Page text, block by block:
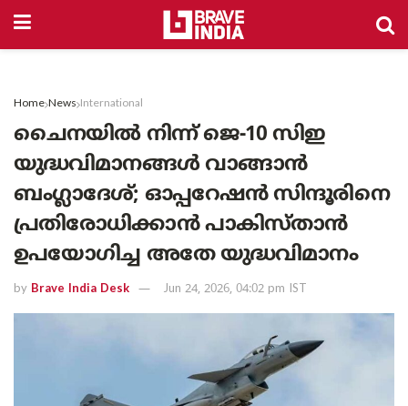
Home News International
ചെെനയിൽ നിന്ന് ജെ-10 സിഇ
യുദ്ധവിമാനങ്ങൾ വാങ്ങാൻ
ബംഗ്ലാദേശ്; ഓപ്പറേഷൻ സിന്ദൂരിനെ
പ്രതിരോധിക്കാൻ പാകിസ്താൻ
ഉപയോഗിച്ച അതേ യുദ്ധവിമാനം
by Brave India Desk Jun 24, 2026, 04:02 pm IST